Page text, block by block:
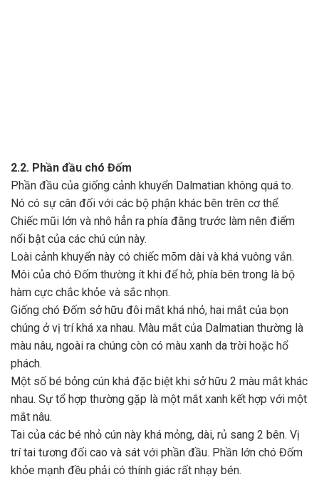
2.2. Phần đầu chó Đốm
Phần đầu của giống cảnh khuyển Dalmatian không quá to.
Nó có sự cân đối với các bộ phận khác bên trên cơ thể.
Chiếc mũi lớn và nhô hẳn ra phía đằng trước làm nên điểm
nổi bật của các chú cún này.
Loài cảnh khuyển này có chiếc mõm dài và khá vuông vắn.
Môi của chó Đốm thường ít khi để hở, phía bên trong là bộ
hàm cực chắc khỏe và sắc nhọn.
Giống chó Đốm sở hữu đôi mắt khá nhỏ, hai mắt của bọn
chúng ở vị trí khá xa nhau. Màu mắt của Dalmatian thường là
màu nâu, ngoài ra chúng còn có màu xanh da trời hoặc hổ
phách.
Một số bé bỏng cún khá đặc biệt khi sở hữu 2 màu mắt khác
nhau. Sự tổ hợp thường gặp là một mắt xanh kết hợp với một
mắt nâu.
Tai của các bé nhỏ cún này khá mỏng, dài, rủ sang 2 bên. Vị
trí tai tương đối cao và sát với phần đầu. Phần lớn chó Đốm
khỏe mạnh đều phải có thính giác rất nhạy bén.